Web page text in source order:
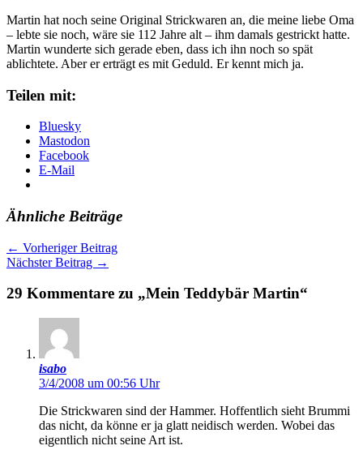
Martin hat noch seine Original Strickwaren an, die meine liebe Oma
– lebte sie noch, wäre sie 112 Jahre alt – ihm damals gestrickt hatte.
Martin wunderte sich gerade eben, dass ich ihn noch so spät
ablichtete. Aber er erträgt es mit Geduld. Er kennt mich ja.
Teilen mit:
Bluesky
Mastodon
Facebook
E-Mail
Ähnliche Beiträge
← Vorheriger Beitrag
Nächster Beitrag →
29 Kommentare zu „Mein Teddybär Martin“
isabo
3/4/2008 um 00:56 Uhr
Die Strickwaren sind der Hammer. Hoffentlich sieht Brummi
das nicht, da könne er ja glatt neidisch werden. Wobei das
eigentlich nicht seine Art ist.